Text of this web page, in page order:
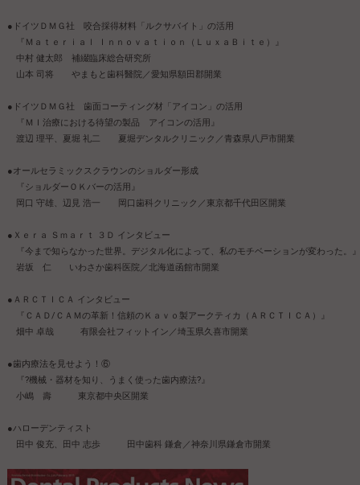
●ドイツＤＭＧ社 咬合採得材料「ルクサバイト」の活用
『Ｍａｔｅｒｉａｌ Ｉｎｎｏｖａｔｉｏｎ（ＬｕｘａＢｉｔｅ）』
中村 健太郎 補綴臨床総合研究所
山本 司将 やまもと歯科醫院／愛知県額田郡開業
●ドイツＤＭＧ社 歯面コーティング材「アイコン」の活用
『ＭＩ治療における待望の製品 アイコンの活用』
渡辺 理平、夏堀 礼二 夏堀デンタルクリニック／青森県八戸市開業
●オールセラミックスクラウンのショルダー形成
『ショルダーＯＫバーの活用』
岡口 守雄、辺見 浩一 岡口歯科クリニック／東京都千代田区開業
●Ｘｅｒａ Ｓｍａｒｔ ３Ｄ インタビュー
『今まで知らなかった世界。デジタル化によって、私のモチベーションが変わった。
岩坂 仁 いわさか歯科医院／北海道函館市開業
●ＡＲＣＴＩＣＡ インタビュー
『ＣＡＤ/ＣＡＭの革新！信頼のＫａｖｏ製アークティカ（ＡＲＣＴＩＣＡ）』
畑中 卓哉 有限会社フィットイン／埼玉県久喜市開業
●歯内療法を見せよう！⑥
『?機械・器材を知り、うまく使った歯内療法?』
小嶋 壽 東京都中央区開業
●ハローデンティスト
田中 俊充、田中 志歩 田中歯科 鎌倉／神奈川県鎌倉市開業